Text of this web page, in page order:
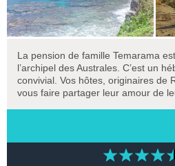
La pension de famille Temarama
l’archipel des Australes. C’est un
convivial. Vos hôtes, originaires de
vous faire partager leur amour de